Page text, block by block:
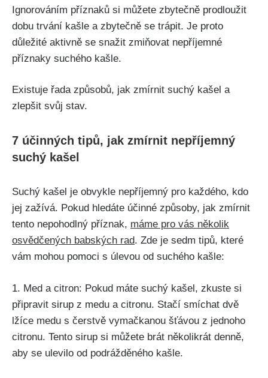
Ignorováním příznaků si můžete zbytečně prodloužit
dobu ​trvání kašle a ‍zbytečně se trápit. Je proto
důležité aktivně se⁤ snažit ⁢zmiňovat ⁣nepříjemné
příznaky suchého kašle.
Existuje řada ⁢způsobů, jak zmírnit⁢ suchý kašel​ a
zlepšit svůj stav.
7 účinných tipů, jak zmírnit nepříjemný
suchý kašel
Suchý kašel je obvykle nepříjemný pro každého, kdo
jej zažívá. Pokud hledáte účinné způsoby, jak zmírnit
tento nepohodlný⁤ příznak, máme pro vás několik
osvědčených babských rad. Zde‍ je sedm tipů, které
vám mohou pomoci​ s úlevou od suchého kašle:
1. Med a citron: Pokud máte suchý kašel,⁤ zkuste si ​
připravit sirup z medu ‌a citronu. Stačí smíchat dvě‍
lžíce medu s čerstvě vymačkanou šťávou z jednoho
citronu. Tento sirup si můžete brát několikrát denně,
aby se⁣ ulevilo od podrážděného kašle.